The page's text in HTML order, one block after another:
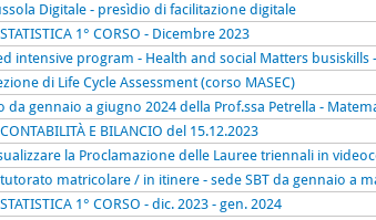
Digitale - presìdio di facilitazione digitale
1° CORSO - Dicembre 2023
intensive program - Health and social Matters busiskills
di Life Cycle Assessment (corso MASEC)
da gennaio a giugno 2024 della Prof.ssa Petrella -
E BILANCIO del 15.12.2023
la Proclamazione delle Lauree triennali in
matricolare / in itinere - sede SBT da gennaio a
1° CORSO - dic. 2023 - gen. 2024